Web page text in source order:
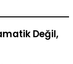
Değil,